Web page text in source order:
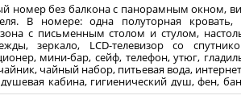
Kislovodsk 5*) располагает
купель, релакс – зона. Также в
Kitchen. Программы лечения
на ознакомительный,
5-ти этажным корпусом
номер без балкона с панорамным окном,
В номере: одна полуторная кровать,
с письменным столом и стулом,
зеркало, LCD-телевизор со
мини-бар, сейф, телефон, утюг,
чайный набор, питьевая вода,
кабина, гигиенический душ, фен,
тапочки, гостиничная парфюмерия. На